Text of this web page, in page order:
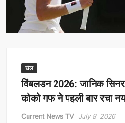
खेल
विंबलडन 2026: जानिक
कोको गफ ने पहली बार रचा
Current News TV July 8, 2026